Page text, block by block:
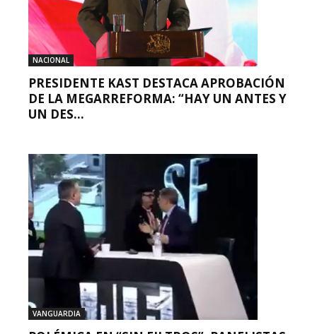
NACIONAL
PRESIDENTE KAST DESTACA APROBACIÓN
DE LA MEGARREFORMA: “HAY UN ANTES Y
UN DES...
VANGUARDIA